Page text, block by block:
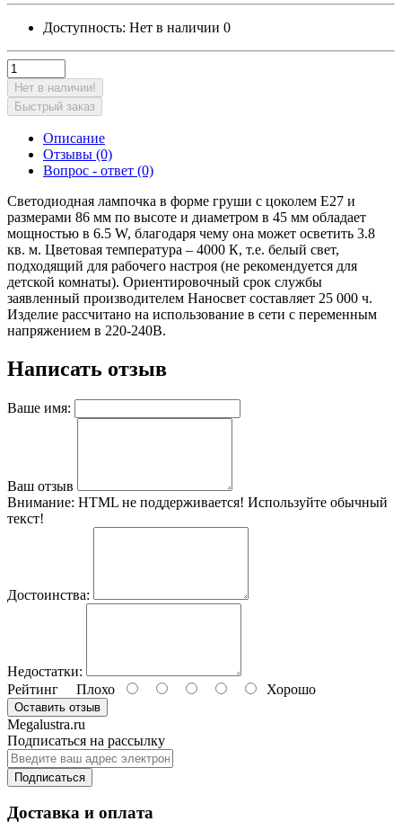
Доступность: Нет в наличии 0
Нет в наличии!
Быстрый заказ
Описание
Отзывы (0)
Вопрос - ответ (0)
Светодиодная лампочка в форме груши с цоколем E27 и
размерами 86 мм по высоте и диаметром в 45 мм обладает
мощностью в 6.5 W, благодаря чему она может осветить 3.8
кв. м. Цветовая температура – 4000 К, т.е. белый свет,
подходящий для рабочего настроя (не рекомендуется для
детской комнаты). Ориентировочный срок службы
заявленный производителем Наносвет составляет 25 000 ч.
Изделие рассчитано на использование в сети с переменным
напряжением в 220-240В.
Написать отзыв
Ваше имя:
Ваш отзыв
Внимание: HTML не поддерживается! Используйте обычный
текст!
Достоинства:
Недостатки:
Рейтинг Плохо Хорошо
Оставить отзыв
Megalustra.ru
Подписаться на рассылку
Подписаться
Доставка и оплата